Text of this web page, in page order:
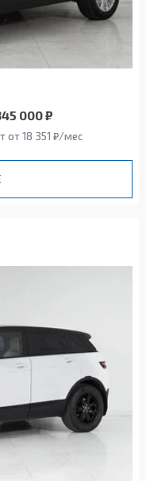
000 ₽
от 18 351 ₽/мес